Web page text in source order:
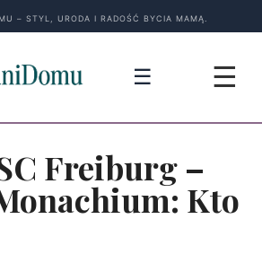
– STYL, URODA I RADOŚĆ BYCIA MAMĄ.
☰ ☰
Freiburg –
Kto